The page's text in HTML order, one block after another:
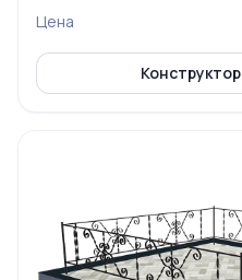
Цена
Конструктор